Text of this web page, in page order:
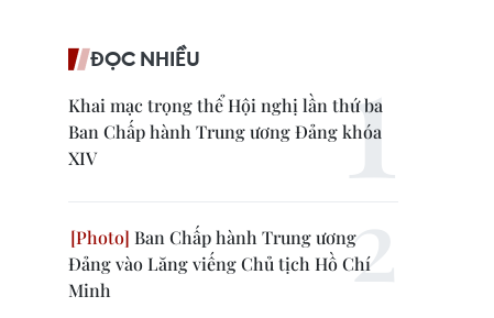
ĐỌC NHIỀU
Khai mạc trọng thể Hội nghị lần thứ ba
Ban Chấp hành Trung ương Đảng khóa
XIV
Ban Chấp hành Trung ương
Đảng vào Lăng viếng Chủ tịch Hồ Chí
Minh